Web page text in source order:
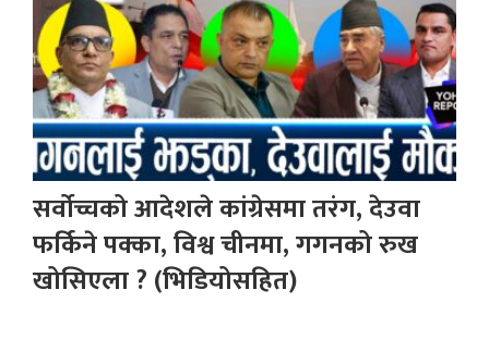
सर्वोच्चको आदेशले कांग्रेसमा तरंग, देउवा
फर्किने पक्का, विश्व चीनमा, गगनको रुख
खोसिएला ? (भिडियोसहित)